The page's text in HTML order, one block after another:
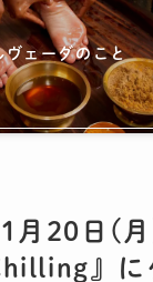
ヴェーダのこと
月20日(
』に